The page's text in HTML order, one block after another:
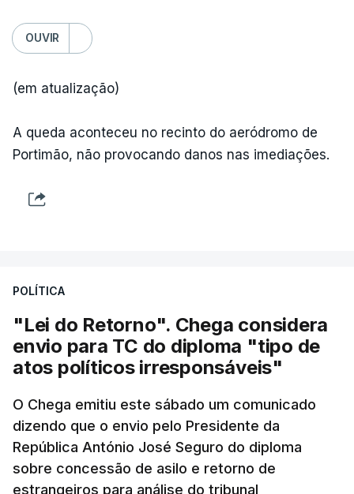
OUVIR
(em atualização)
A queda aconteceu no recinto do aeródromo de
Portimão, não provocando danos nas imediações.
POLÍTICA
"Lei do Retorno". Chega considera
envio para TC do diploma "tipo de
atos políticos irresponsáveis"
O Chega emitiu este sábado um comunicado
dizendo que o envio pelo Presidente da
República António José Seguro do diploma
sobre concessão de asilo e retorno de
estrangeiros para análise do tribunal